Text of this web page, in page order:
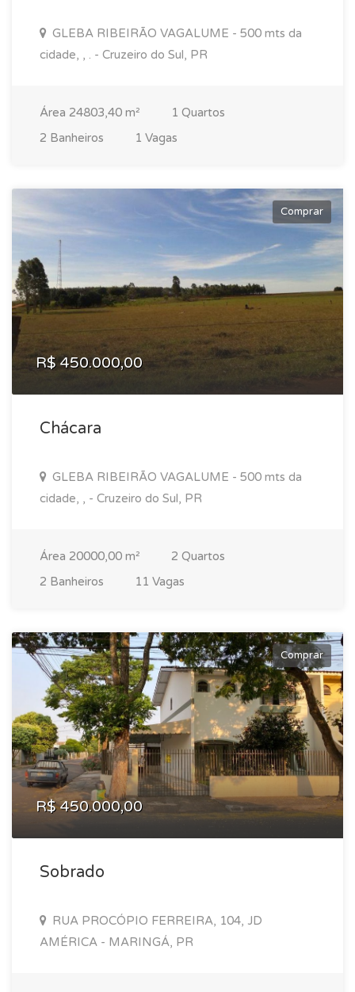
GLEBA RIBEIRÃO VAGALUME - 500 mts da
cidade, , . - Cruzeiro do Sul, PR
Área 24803,40 m²
1 Quartos
2 Banheiros
1 Vagas
Comprar
R$ 450.000,00
Chácara
GLEBA RIBEIRÃO VAGALUME - 500 mts da
cidade, , - Cruzeiro do Sul, PR
Área 20000,00 m²
2 Quartos
2 Banheiros
11 Vagas
Comprar
R$ 450.000,00
Sobrado
RUA PROCÓPIO FERREIRA, 104, JD
AMÉRICA - MARINGÁ, PR